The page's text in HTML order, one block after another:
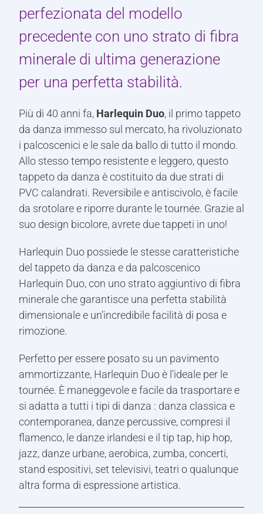
perfezionata del modello
precedente con uno strato di fibra
minerale di ultima generazione
per una perfetta stabilità.
Più di 40 anni fa, Harlequin Duo, il primo tappeto
da danza immesso sul mercato, ha rivoluzionato
i palcoscenici e le sale da ballo di tutto il mondo.
Allo stesso tempo resistente e leggero, questo
tappeto da danza è costituito da due strati di
PVC calandrati. Reversibile e antiscivolo, è facile
da srotolare e riporre durante le tournée. Grazie al
suo design bicolore, avrete due tappeti in uno!
Harlequin Duo possiede le stesse caratteristiche
del tappeto da danza e da palcoscenico
Harlequin Duo, con uno strato aggiuntivo di fibra
minerale che garantisce una perfetta stabilità
dimensionale e un’incredibile facilità di posa e
rimozione.
Perfetto per essere posato su un pavimento
ammortizzante, Harlequin Duo è l’ideale per le
tournée. È maneggevole e facile da trasportare e
si adatta a tutti i tipi di danza : danza classica e
contemporanea, danze percussive, compresi il
flamenco, le danze irlandesi e il tip tap, hip hop,
jazz, danze urbane, aerobica, zumba, concerti,
stand espositivi, set televisivi, teatri o qualunque
altra forma di espressione artistica.